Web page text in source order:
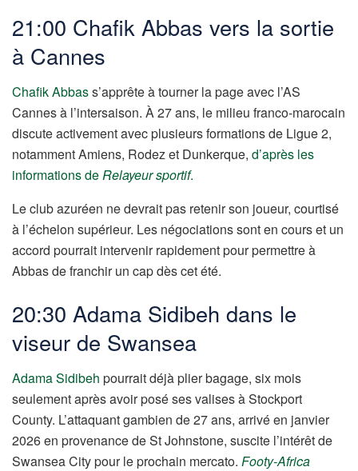
21:00 Chafik Abbas vers la sortie
à Cannes
Chafik Abbass’apprête à tourner la page avec l’AS
Cannes à l’intersaison. À 27 ans, le milieu franco-marocain
discute activement avec plusieurs formations de Ligue 2,
notamment Amiens, Rodez et Dunkerque, d’après les
informations deRelayeur sportif.
Le club azuréen ne devrait pas retenir son joueur, courtisé
à l’échelon supérieur. Les négociations sont en cours et un
accord pourrait intervenir rapidement pour permettre à
Abbas de franchir un cap dès cet été.
20:30 Adama Sidibeh dans le
viseur de Swansea
Adama Sidibeh pourrait déjà plier bagage, six mois
seulement après avoir posé ses valises à Stockport
County. L’attaquant gambien de 27 ans, arrivé en janvier
2026 en provenance de St Johnstone, suscite l’intérêt de
Swansea City pour le prochain mercato. Footy-Africa